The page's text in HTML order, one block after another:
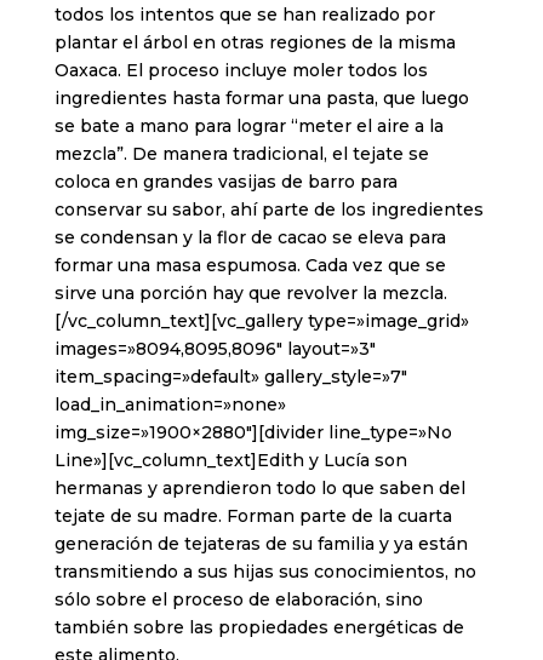
todos los intentos que se han realizado por
plantar el árbol en otras regiones de la misma
Oaxaca. El proceso incluye moler todos los
ingredientes hasta formar una pasta, que luego
se bate a mano para lograr “meter el aire a la
mezcla”. De manera tradicional, el tejate se
coloca en grandes vasijas de barro para
conservar su sabor, ahí parte de los ingredientes
se condensan y la flor de cacao se eleva para
formar una masa espumosa. Cada vez que se
sirve una porción hay que revolver la mezcla.
[/vc_column_text][vc_gallery type=»image_grid»
images=»8094,8095,8096″ layout=»3″
item_spacing=»default» gallery_style=»7″
load_in_animation=»none»
img_size=»1900×2880″][divider line_type=»No
Line»][vc_column_text]Edith y Lucía son
hermanas y aprendieron todo lo que saben del
tejate de su madre. Forman parte de la cuarta
generación de tejateras de su familia y ya están
transmitiendo a sus hijas sus conocimientos, no
sólo sobre el proceso de elaboración, sino
también sobre las propiedades energéticas de
este alimento.